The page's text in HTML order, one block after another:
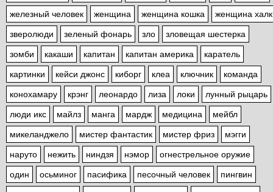
железный человек женщина женщина кошка женщина халк
зверолюди зеленый фонарь зло зловещая шестерка
зомби какаши капитан капитан америка каратель
картинки кейси джонс киборг клеа ключник команда
конохамару крэнг леонардо лиза локи лунный рыцарь
люди икс майлз манга мардж медицина мейбл
микеланджело мистер фантастик мистер фриз мэгги
наруто нежить ниндзя нэмор огнестрельное оружие
один осьминог пасифика песочный человек пингвин